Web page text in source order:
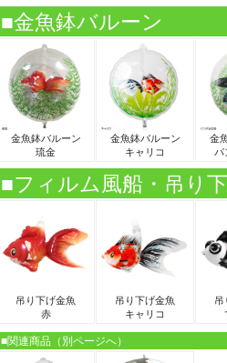
■金魚鉢バルーン
金魚鉢バルーン
琉金
金魚鉢バルーン
キャリコ
金
パ
■フィルム風船・吊り
吊り下げ金魚
赤
吊り下げ金魚
キャリコ
吊
■関連商品（別ページへ）